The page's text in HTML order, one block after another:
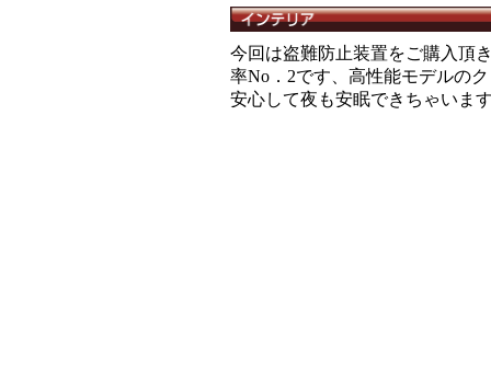
今回は盗難防止装置をご購入頂
率No．2です、高性能モデルの
安心して夜も安眠できちゃいま